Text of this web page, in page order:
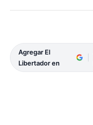
Agregar El
Libertador en